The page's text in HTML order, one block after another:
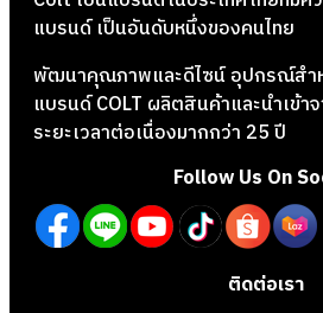
แบรนด์ เป็นอันดับหนึ่งของคนไทย
พัฒนาคุณภาพและดีไซน์ อุปกรณ์สำ
แบรนด์ COLT ผลิตสินค้าและนำเข้า
ระยะเวลาต่อเนื่องมากกว่า 25 ปี
Follow Us On
ติดต่อเรา